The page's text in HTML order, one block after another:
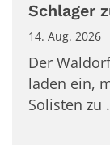
Schlager
14. Aug. 2026
Der
laden ein,
Solisten zu